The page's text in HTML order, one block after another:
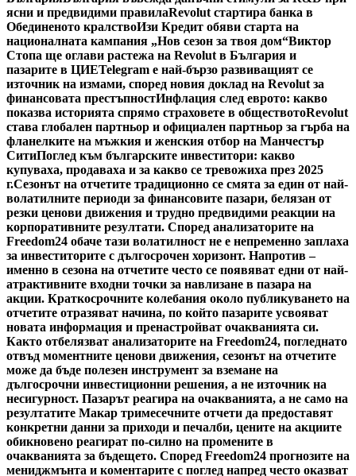
ясни и предвидими правилаRevolut стартира банка в
Обединеното кралствоИзи Кредит обяви старта на
националната кампания „Нов сезон за твоя дом“Виктор
Стопа ще оглави растежа на Revolut в България и
пазарите в ЦИЕTelegram е най-бързо развиващият се
източник на измами, според новия доклад на Revolut за
финансовата престъпностИнфлация след еврото: какво
показва историята спрямо страховете в обществотоRevolut
става глобален партньор и официален партньор за гърба на
фланелките на мъжкия и женския отбор на Манчестър
СитиПоглед към българските инвеститори: какво
купуваха, продаваха и за какво се тревожиха през 2025
г.Сезонът на отчетите традиционно се смята за един от най-
волатилните периоди за финансовите пазари, белязан от
резки ценови движения и трудно предвидими реакции на
корпоративните резултати. Според анализаторите на
Freedom24 обаче тази волатилност не е непременно заплаха
за инвеститорите с дългосрочен хоризонт. Напротив –
именно в сезона на отчетите често се появяват едни от най-
атрактивните входни точки за навлизане в пазара на
акции. Краткосрочните колебания около публикуването на
отчетите отразяват начина, по който пазарите усвояват
новата информация и пренастройват очакванията си.
Както отбелязват анализаторите на Freedom24, погледнато
отвъд моментните ценови движения, сезонът на отчетите
може да бъде полезен инструмент за вземане на
дългосрочни инвестиционни решения, а не източник на
несигурност. Пазарът реагира на очакванията, а не само на
резултатите Макар тримесечните отчети да предоставят
конкретни данни за приходи и печалби, цените на акциите
обикновено реагират по-силно на промените в
очакванията за бъдещето. Според Freedom24 прогнозите на
мениджмънта и коментарите с поглед напред често оказват